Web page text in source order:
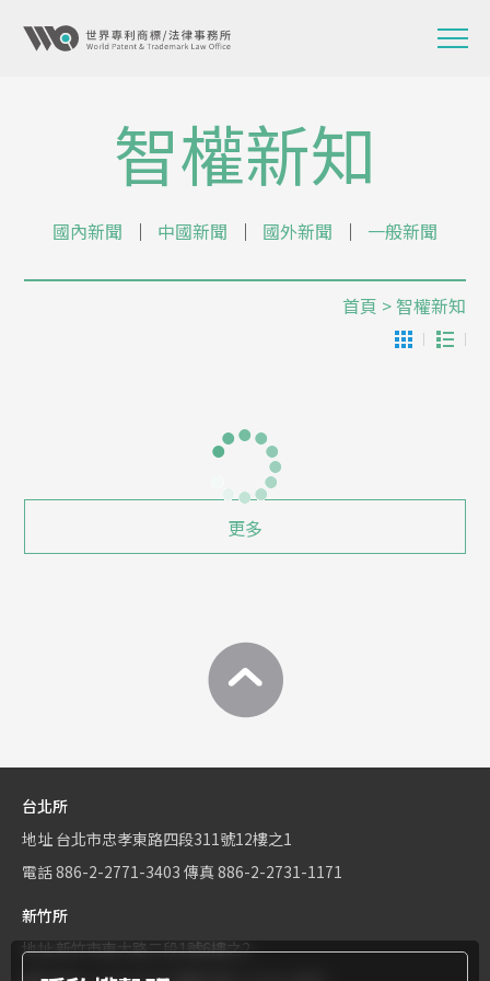
智權新知
國內新聞 │ 中國新聞 │ 國外新聞 │ 一般新聞
首頁 > 智權新知
更多
台北所
地址 台北市忠孝東路四段311號12樓之1
電話886-2-2771-3403 傳真 886-2-2731-1171
新竹所
地址新竹市東大路二段1號6樓之2